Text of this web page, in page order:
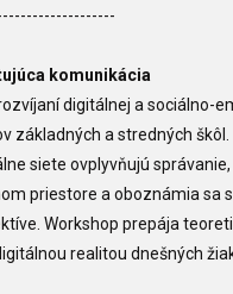
komunikácia
digitálnej a sociálno-
základných a stredných škôl.
siete ovplyvňujú
priestore a oboznámia
Workshop prepája
realitou dnešných